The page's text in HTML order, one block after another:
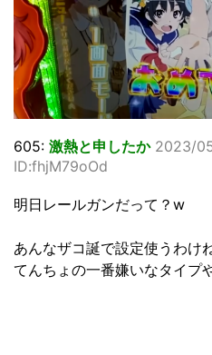
605: 激熱と申したか 2023/
ID:fhjM79oOd
明日レールガンだって？w
あんなザコ誕で設定使うわけ
てんちょの一番嫌いなタイプ